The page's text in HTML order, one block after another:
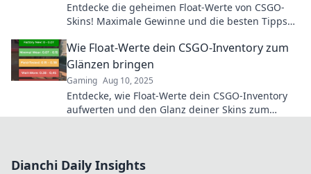
Entdecke die geheimen Float-Werte von CSGO-
Skins! Maximale Gewinne und die besten Tipps
Wie Float-Werte dein CSGO-Inventory zum
Glänzen bringen
Gaming Aug 10, 2025
Entdecke, wie Float-Werte dein CSGO-Inventory
aufwerten und den Glanz deiner Skins zum
Dianchi Daily Insights